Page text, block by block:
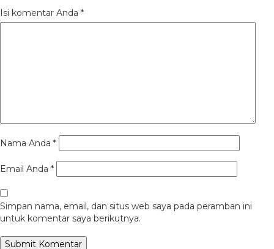
Isi komentar Anda *
Nama Anda *
Email Anda *
Simpan nama, email, dan situs web saya pada peramban ini
untuk komentar saya berikutnya.